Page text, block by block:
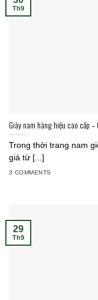
Giày nam hàng hiệu cao cấp
Trong thời trang nam
giá từ [...]
3 COMMENTS
Th9
29
Th9